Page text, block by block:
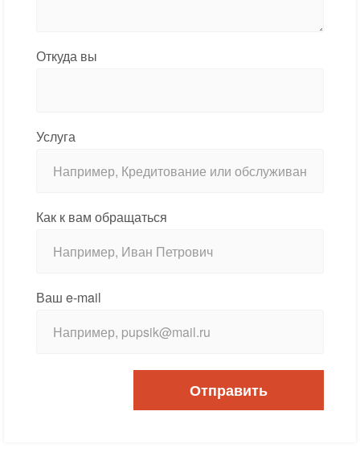
Откуда вы
Услуга
Как к вам обращаться
Ваш e-mail
Отправить